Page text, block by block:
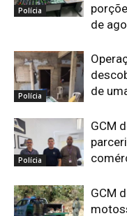
Polícia
de
Polícia
de
Polícia
GCM
GCM